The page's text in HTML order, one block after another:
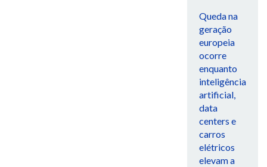
Queda na
geração
europeia
ocorre
enquanto
inteligência
artificial,
data
centers e
carros
elétricos
elevam a